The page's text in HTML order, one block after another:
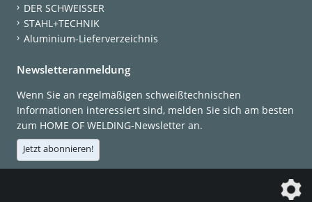
DER SCHWEISSER
STAHL+TECHNIK
Aluminium-Lieferverzeichnis
Newsletteranmeldung
Wenn Sie an regelmäßigen schweißtechnischen
Informationen interessiert sind, melden Sie sich am besten
zum HOME OF WELDING-Newsletter an.
Jetzt abonnieren!